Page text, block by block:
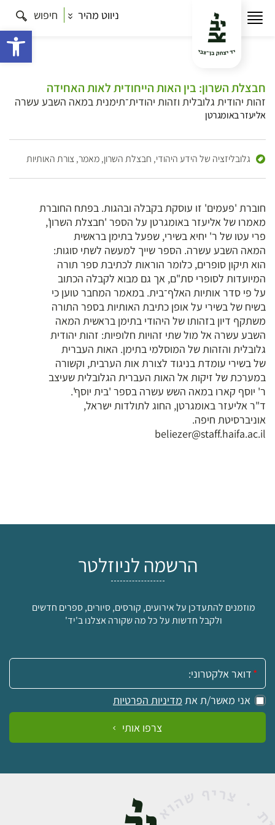
ניווט מהיר חיפוש
חבצלת השרון: בין האות הייחודית לאות האחידה
זהות יהודית גלובלית וזהות יהודית־תימנית במאה השבע עשרה
אליעזר באומגרטן
גלובליזציה של הידע היהודי, חבצלת השרון,מאמר, צורת האותיות
חוברת 'פעמים' זו עוסקת בקבלה ובהגות. בפתח החוברת
מאמרו של אליעזר באומגרטן על הספר 'חבצלת השרון',
פרי עטו של ר' יחיא בשירי, שפעל בתימן בראשית
המאה השבע עשרה. הספר שייך למעשה לשתי סוגות:
הוא תיקון סופרים, כלומר הוראות לכתיבת ספר תורה
המיועדות לסופרי סת"ם, אך גם מבוא לקבלה הכתוב
על פי סדר אותיות האלף־בית. במאמר המחבר טוען כי
בשיח של בשירי על אופן כתיבת האותיות בספר התורה
משתקף דיון בזהותו של היהודי בתימן בראשית המאה
השבע עשרה אל מול שתי זהויות חלופיות: זהות יהודית
גלובלית והזהות של המוסלמי בתימן. האות העברית
של בשירי עומדת בניגוד לצורת אות הערבית, וקשורה
במערכת של זיקות אל האות העברית הגלובלית שעיצב
ר' יוסף קארו במאה השש עשרה בספר 'בית יוסף'.
ד"ר אליעזר באומגרטן, החוג לתולדות ישראל,
אוניברסיטת חיפה.
beliezer@staff.haifa.ac.il
הרשמה לניוזלטר
מוזמנים להתעדכן על אירועים, קורסים, סיורים, ספרים חדשים
ולקבל חדשות על כל מה שקורה אצלנו ב'יד'
אימייל:
אני מאשר/ת את מדיניות הפרטיות
צרפו אותי